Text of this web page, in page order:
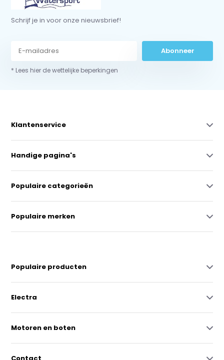
Schrijf je in voor onze nieuwsbrief!
Abonneer
* Lees hier de wettelijke beperkingen
Klantenservice
Handige pagina's
Populaire categorieën
Populaire merken
Populaire producten
Electra
Motoren en boten